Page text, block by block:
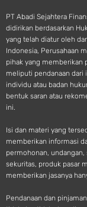
PT Abadi Sejahtera
didirikan berdasarkan
yang telah diatur oleh
Indonesia, Perusahaan
pihak yang memberikan
meliputi pendanaan dari
individu atau badan
bentuk saran atau
ini.
Isi dan materi yang
memberikan informasi
permohonan,
sekuritas, produk pasar
memberikan jasanya
Pendanaan dan